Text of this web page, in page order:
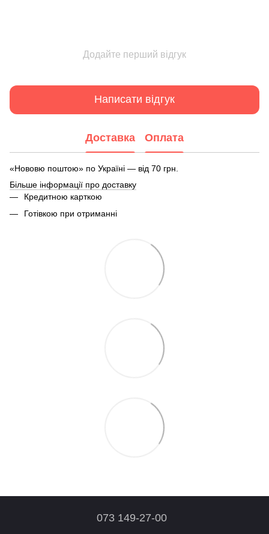
Додайте перший відгук
Написати відгук
Доставка Оплата
«Нововю поштою» по Україні — від 70 грн.
Більше інформації про доставку
Кредитною карткою
Готівкою при отриманні
073 149-27-00